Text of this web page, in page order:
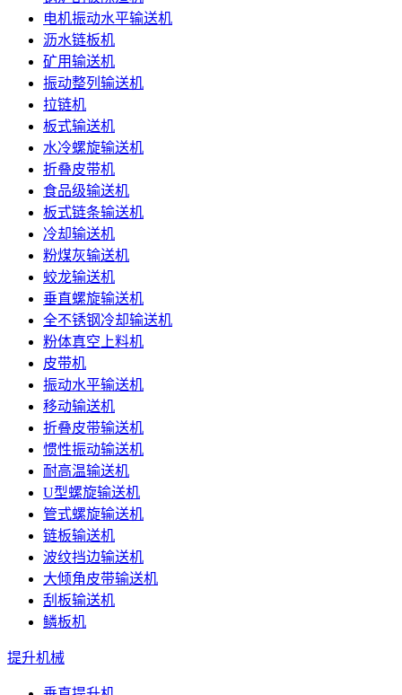
电机振动水平输送机
沥水链板机
矿用输送机
振动整列输送机
拉链机
板式输送机
水冷螺旋输送机
折叠皮带机
食品级输送机
板式链条输送机
冷却输送机
粉煤灰输送机
蛟龙输送机
垂直螺旋输送机
全不锈钢冷却输送机
粉体真空上料机
皮带机
振动水平输送机
移动输送机
折叠皮带输送机
惯性振动输送机
耐高温输送机
U型螺旋输送机
管式螺旋输送机
链板输送机
波纹挡边输送机
大倾角皮带输送机
刮板输送机
鳞板机
提升机械